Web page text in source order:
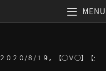
MENU
２０２０/８/１９。【◯Ｖ◯】【少